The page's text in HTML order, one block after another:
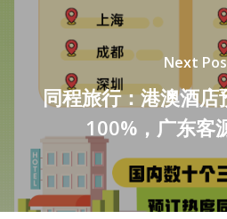
Next
同程旅行：港澳酒店
100%，广东客